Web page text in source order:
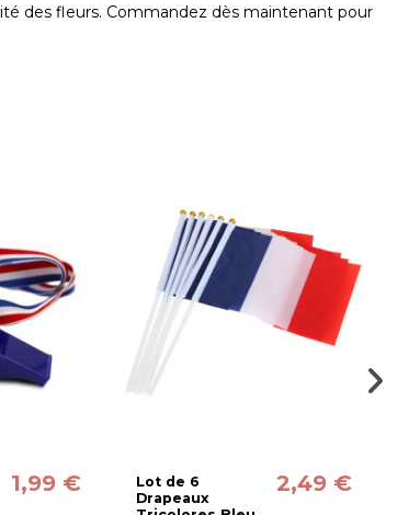
des fleurs. Commandez dès maintenant pour
1,99 €
Lot de 6
Drapeaux
2,49 €